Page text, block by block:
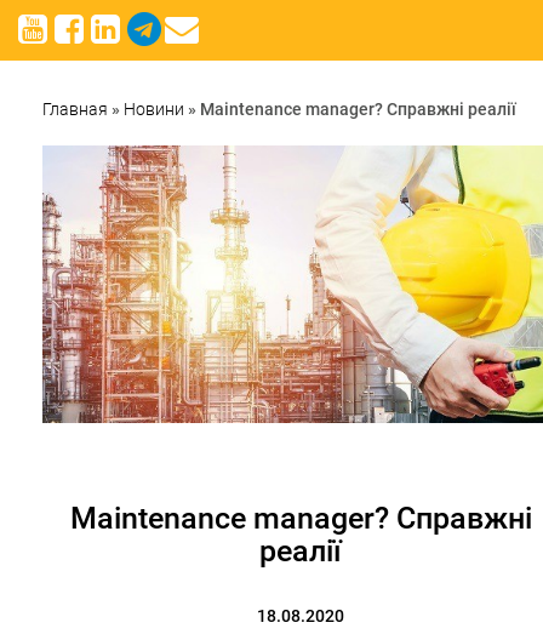
Главная » Новини » Maintenance manager? Справжні реалії
Maintenance manager? Справжні
реалії
18.08.2020